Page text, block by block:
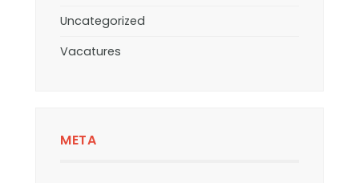
Uncategorized
Vacatures
META